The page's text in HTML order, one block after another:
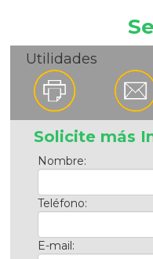
Utilidades
Solicite más
Nombre:
Teléfono:
E-mail: